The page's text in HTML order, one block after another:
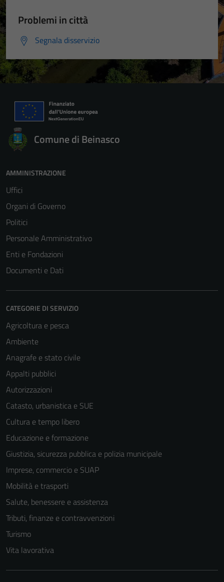
Problemi in città
Segnala disservizio
Comune di Beinasco
AMMINISTRAZIONE
Uffici
Organi di Governo
Politici
Personale Amministrativo
Enti e Fondazioni
Documenti e Dati
CATEGORIE DI SERVIZIO
Agricoltura e pesca
Ambiente
Anagrafe e stato civile
Appalti pubblici
Autorizzazioni
Catasto, urbanistica e SUE
Cultura e tempo libero
Educazione e formazione
Giustizia, sicurezza pubblica e polizia municipale
Imprese, commercio e SUAP
Mobilità e trasporti
Salute, benessere e assistenza
Tributi, finanze e contravvenzioni
Turismo
Vita lavorativa